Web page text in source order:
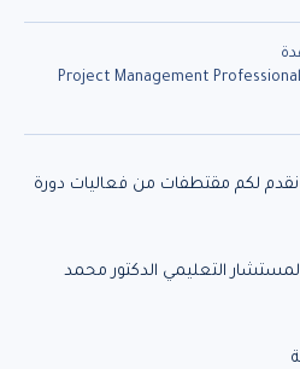
دورة إدارة المشاريع الإحترافية Project Management Professional
نقدم لكم مقتطفات من فعاليات دورة
التعليمي الدكتور محمد